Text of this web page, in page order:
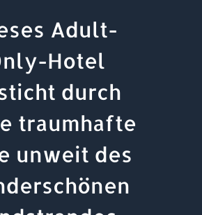
Adult-
Hotel
durch
traumhafte
unweit des